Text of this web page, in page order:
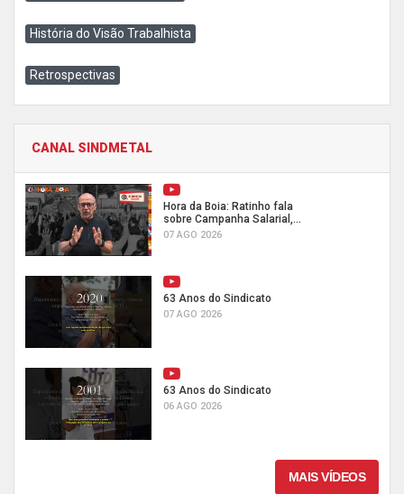
História do Visão Trabalhista
Retrospectivas
CANAL SINDMETAL
Hora da Boia: Ratinho fala
sobre Campanha Salarial,...
07 AGO 2026
63 Anos do Sindicato
07 AGO 2026
63 Anos do Sindicato
06 AGO 2026
MAIS VÍDEOS